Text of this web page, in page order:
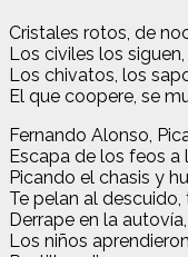
Cristales rotos, de
Los civiles los
Los chivatos, los
El que coopere, se
Fernando Alonso,
Escapa de los feos a
Picando el chasis y
Te pelan al descuido,
Derrape en la
Los niños